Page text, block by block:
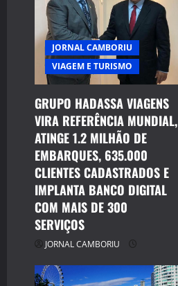
JORNAL CAMBORIU
VIAGEM E TURISMO
GRUPO HADASSA VIAGENS
VIRA REFERÊNCIA MUNDIAL,
ATINGE 1.2 MILHÃO DE
EMBARQUES, 635.000
CLIENTES CADASTRADOS E
IMPLANTA BANCO DIGITAL
COM MAIS DE 300
SERVIÇOS
JORNAL CAMBORIU